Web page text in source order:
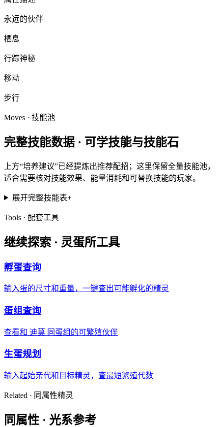
永远的伙伴
栖息
行踪神秘
移动
步行
Moves · 技能池
完整技能数据 · 可学技能与技能石
上方“培养建议”已经提炼出推荐配招；这里保留全量技能池，
适合需要核对技能效果、能量消耗和可替换技能的玩家。
展开完整技能表+
Tools · 配套工具
继续探索 · 灵蛋所工具
孵蛋查询
输入蛋的尺寸和重量，一键查出可能孵化的精灵
蛋组查询
查看和 迪莫 同蛋组的可繁殖伙伴
生蛋规划
输入起始亲代和目标精灵，查最短繁殖代数
Related · 同属性精灵
同属性 · 光系参考